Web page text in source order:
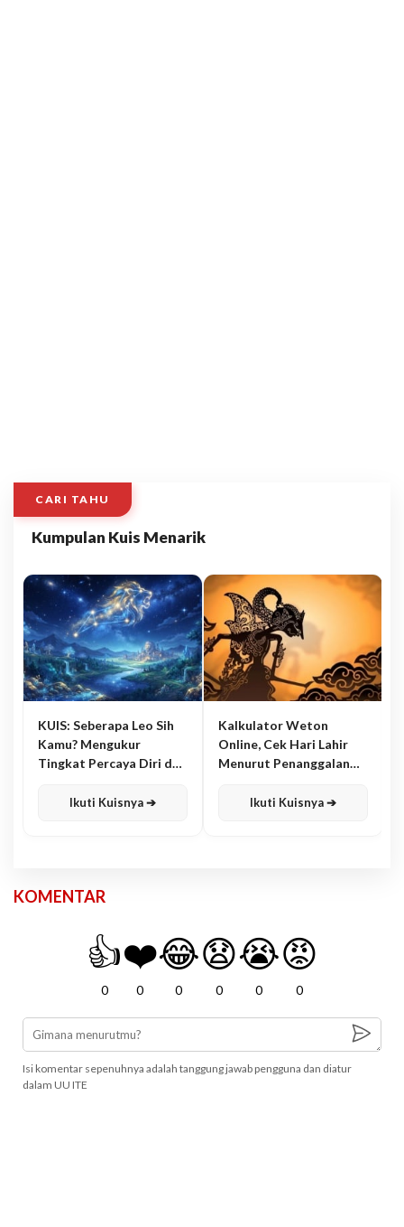
CARI TAHU
Kumpulan Kuis Menarik
KUIS: Seberapa Leo Sih
Kamu? Mengukur
Tingkat Percaya Diri dan
Ikuti Kuisnya ➔
Kalkulator Weton
Online, Cek Hari Lahir
Menurut Penanggalan
Ikuti Kuisnya ➔
KOMENTAR
👍
0
❤️
0
😂
0
😧
0
😭
0
😡
0
Isi komentar sepenuhnya adalah tanggung jawab pengguna dan diatur
dalam UU ITE